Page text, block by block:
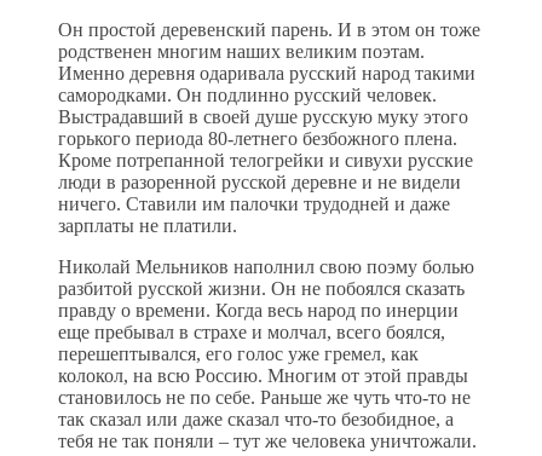
Он простой деревенский парень. И в этом он тоже
родственен многим наших великим поэтам.
Именно деревня одаривала русский народ такими
самородками. Он подлинно русский человек.
Выстрадавший в своей душе русскую муку этого
горького периода 80-летнего безбожного плена.
Кроме потрепанной телогрейки и сивухи русские
люди в разоренной русской деревне и не видели
ничего. Ставили им палочки трудодней и даже
зарплаты не платили.
Николай Мельников наполнил свою поэму болью
разбитой русской жизни. Он не побоялся сказать
правду о времени. Когда весь народ по инерции
еще пребывал в страхе и молчал, всего боялся,
перешептывался, его голос уже гремел, как
колокол, на всю Россию. Многим от этой правды
становилось не по себе. Раньше же чуть что-то не
так сказал или даже сказал что-то безобидное, а
тебя не так поняли – тут же человека уничтожали.